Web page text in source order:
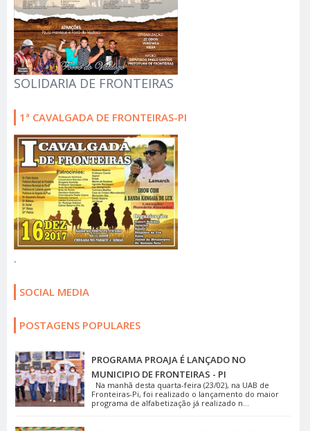
SOLIDARIA DE FRONTEIRAS
1ª CAVALGADA DE FRONTEIRAS-PI
.
SOCIAL MEDIA
POSTAGENS POPULARES
PROGRAMA PROAJA É LANÇADO NO
MUNICIPIO DE FRONTEIRAS - PI
Na manhã desta quarta-feira (23/02), na UAB de
Fronteiras-Pi, foi realizado o lançamento do maior
programa de alfabetização já realizado n...